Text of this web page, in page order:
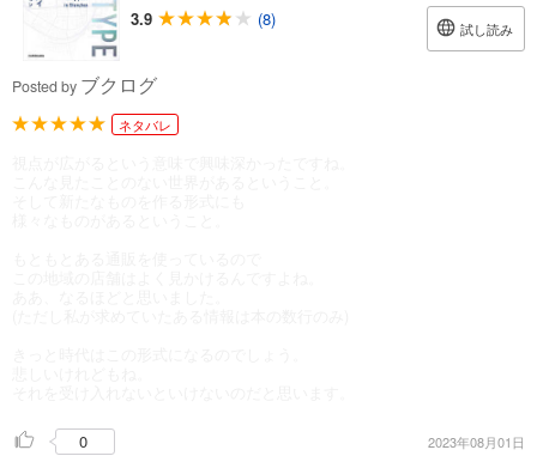
3.9
(8) 試し読み
Posted by ブクログ
ネタバレ
0 2023年08月01日